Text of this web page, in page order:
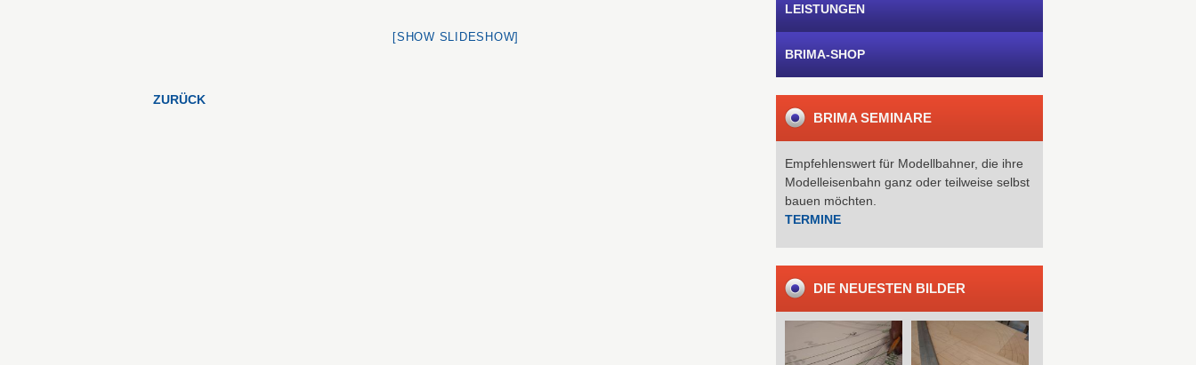
[SHOW SLIDESHOW]
ZURÜCK
LEISTUNGEN
BRIMA-SHOP
BRIMA SEMINARE
Empfehlenswert für Modellbahner, die ihre
Modelleisenbahn ganz oder teilweise selbst
bauen möchten.
TERMINE
DIE NEUESTEN BILDER